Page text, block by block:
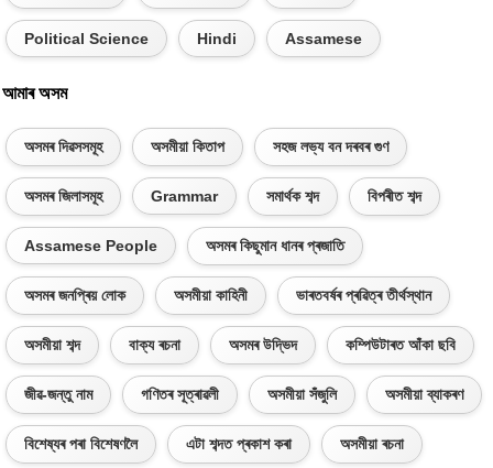
Political Science Hindi Assamese
আমাৰ অসম
অসমৰ দিৱসসমূহ অসমীয়া কিতাপ সহজ লভ্য বন দৰবৰ গুণ
অসমৰ জিলাসমূহ Grammar সমাৰ্থক শব্দ বিপৰীত শব্দ
Assamese People অসমৰ কিছুমান ধানৰ প্ৰজাতি
অসমৰ জনপ্ৰিয় লোক অসমীয়া কাহিনী ভাৰতবৰ্ষৰ প্ৰৱিত্ৰ তীৰ্থস্থান
অসমীয়া শব্দ বাক্য ৰচনা অসমৰ উদ্ভিদ কম্পিউটাৰত আঁকা ছবি
জীৱ-জন্তু নাম গণিতৰ সূত্ৰাৱলী অসমীয়া সঁজুলি অসমীয়া ব্যাকৰণ
বিশেষ্যৰ পৰা বিশেষণলৈ এটা শব্দত প্ৰকাশ কৰা অসমীয়া ৰচনা